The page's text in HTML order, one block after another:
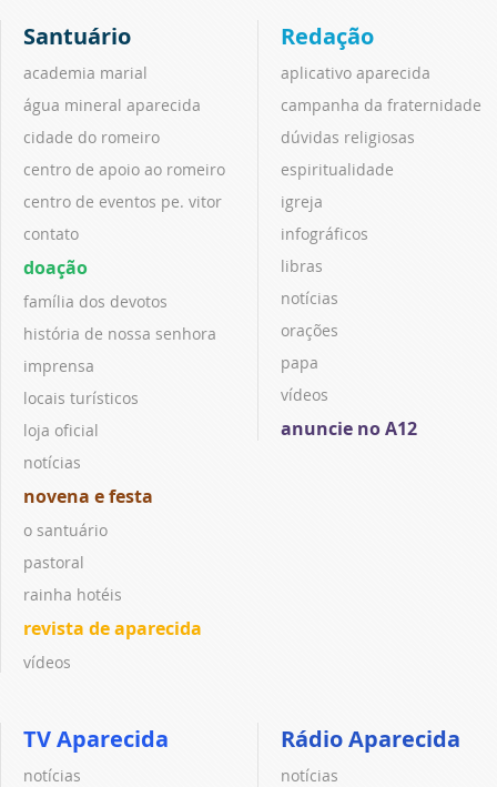
Santuário
academia marial
água mineral aparecida
cidade do romeiro
centro de apoio ao romeiro
centro de eventos pe. vitor
contato
doação
família dos devotos
história de nossa senhora
imprensa
locais turísticos
loja oficial
notícias
novena e festa
o santuário
pastoral
rainha hotéis
revista de aparecida
vídeos
Redação
aplicativo aparecida
campanha da fraternidade
dúvidas religiosas
espiritualidade
igreja
infográficos
libras
notícias
orações
papa
vídeos
anuncie no A12
TV Aparecida
notícias
Rádio Aparecida
notícias